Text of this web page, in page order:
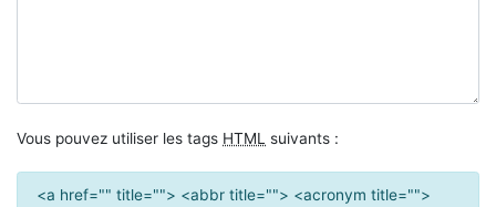
Vous pouvez utiliser les tags HTML suivants :
<a href="" title=""> <abbr title=""> <acronym title="">